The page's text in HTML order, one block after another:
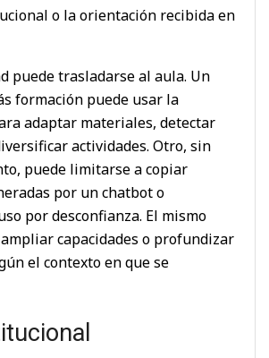
o la orientación recibida en
puede trasladarse al aula. Un
formación puede usar la
adaptar materiales, detectar
actividades. Otro, sin
puede limitarse a copiar
por un chatbot o
por desconfianza. El mismo
capacidades o profundizar
el contexto en que se